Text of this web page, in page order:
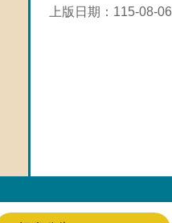
上版日期：115-08-06